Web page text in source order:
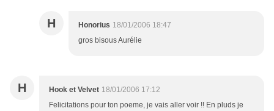
H Honorius 18/01/2006 18:47
gros bisous Aurélie
H Hook et Velvet 18/01/2006 17:12
Felicitations pour ton poeme, je vais aller voir !! En pluds je